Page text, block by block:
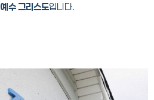
예수 그리스도입니다.